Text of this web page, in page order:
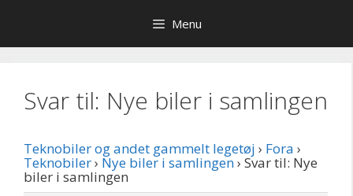
indhold
Menu
Svar til: Nye biler i samlingen
Teknobiler og andet gammelt legetøj › Fora ›
Teknobiler› Nye biler i samlingen› Svar til: Nye
biler i samlingen